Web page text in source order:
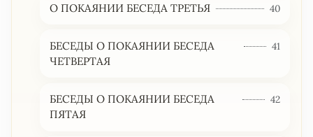
О ПОКАЯНИИ БЕСЕДА ТРЕТЬЯ 40
БЕСЕДЫ О ПОКАЯНИИ БЕСЕДА
ЧЕТВЕРТАЯ
41
БЕСЕДЫ О ПОКАЯНИИ БЕСЕДА
ПЯТАЯ
42